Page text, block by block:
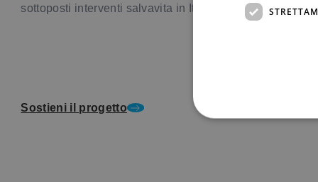
sottoposti interventi salvavita in Italia.
Sostieni il progetto